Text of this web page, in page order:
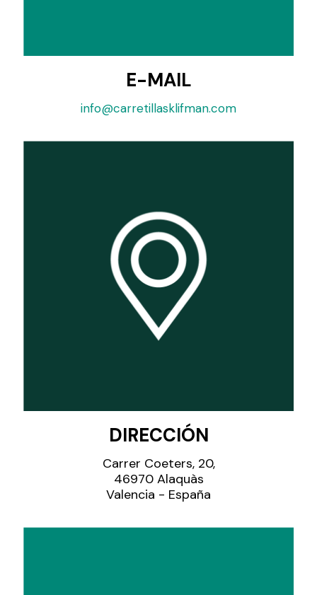
E-MAIL
info@carretillasklifman.com
DIRECCIÓN
Carrer Coeters, 20,
46970 Alaquàs
Valencia - España